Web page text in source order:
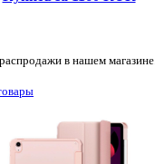
в нашем магазине.